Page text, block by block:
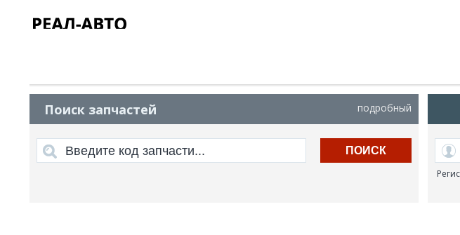
Поиск запчастей подробный
ПОИСК